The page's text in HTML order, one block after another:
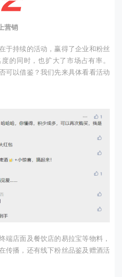
营销
于持续的活动，赢得了企业和粉丝
的同时，也扩大了市场占有率。
可以借鉴？我们先来具体看看活动
端店面及餐饮店的易拉宝等物料，
传播，还有线下粉丝品鉴及赠酒活